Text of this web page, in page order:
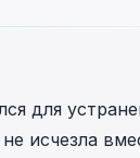
для
не исчезла